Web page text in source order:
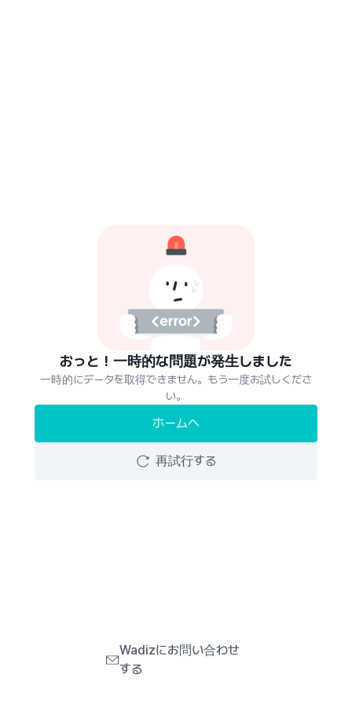
おっと！一時的な問題が発生しました
一時的にデータを取得できません。もう一度お試しくださ
い。
ホームへ
再試行する
Wadizにお問い合わせ
する